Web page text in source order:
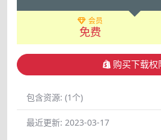
会员
免费
购买下载权
包含资源: (1个)
最近更新: 2023-03-17